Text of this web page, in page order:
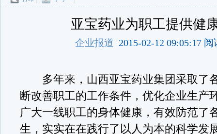
亚宝药业为职工提供健
企业报道 2015-02-12 09:05:17
多年来，山西亚宝药业集团采取了
断改善职工的工作条件，优化企业生产
广大一线职工的身体健康，有效防范了
生，实实在在践行了以人为本的科学发